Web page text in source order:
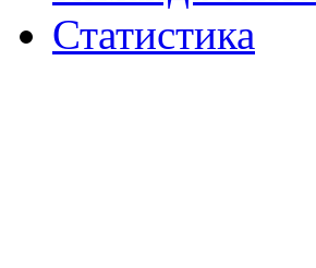
Статистика